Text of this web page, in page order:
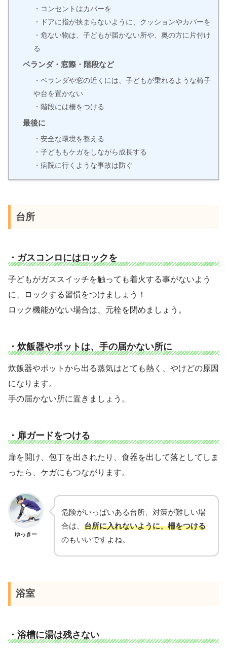
・コンセントはカバーを
・ドアに指が挟まらないように、クッションやカバーを
・危ない物は、子どもが届かない所や、奥の方に片付け
る
ベランダ・窓際・階段など
・ベランダや窓の近くには、子どもが乗れるような椅子
や台を置かない
・階段には柵をつける
最後に
・安全な環境を整える
・子どももケガをしながら成長する
・病院に行くような事故は防ぐ
台所
・ガスコンロにはロックを
子どもがガススイッチを触っても着火する事がないよう
に、ロックする習慣をつけましょう！
ロック機能がない場合は、元栓を閉めましょう。
・炊飯器やポットは、手の届かない所に
炊飯器やポットから出る蒸気はとても熱く、やけどの原因
になります。
手の届かない所に置きましょう。
・扉ガードをつける
扉を開け、包丁を出されたり、食器を出して落としてしま
ったら、ケガにもつながります。
ゆっきー
危険がいっぱいある台所、対策が難しい場
合は、 台所に入れないように、柵をつける
のもいいですよね。
浴室
・浴槽に湯は残さない